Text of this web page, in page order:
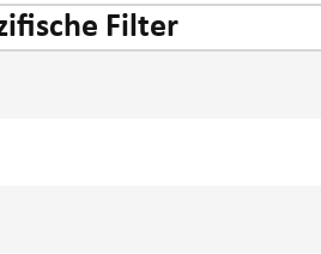
Filter